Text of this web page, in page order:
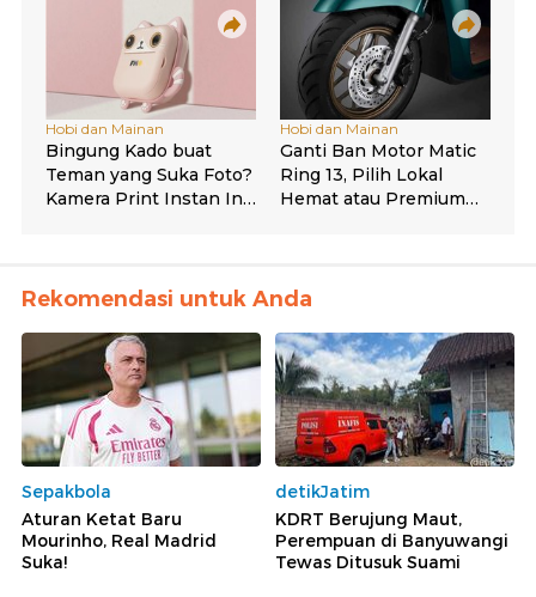
Rekomendasi untuk Anda
Sepakbola
Aturan Ketat Baru
Mourinho, Real Madrid
Suka!
detikJatim
KDRT Berujung Maut,
Perempuan di Banyuwangi
Tewas Ditusuk Suami